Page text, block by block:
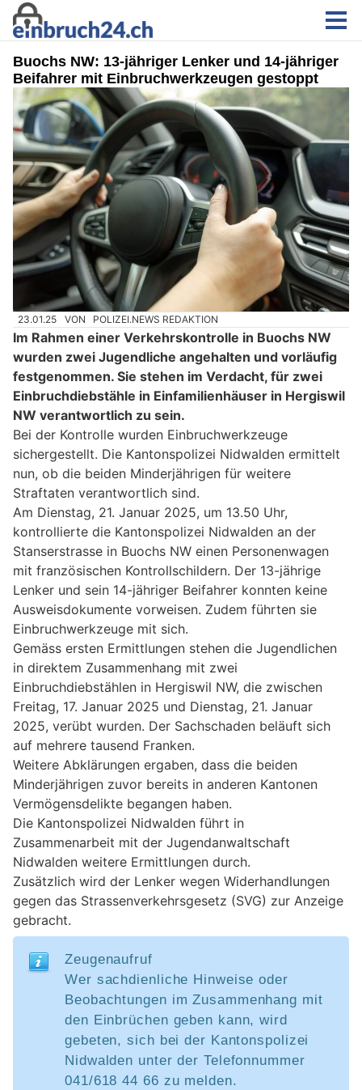
Buochs NW: 13-jähriger Lenker und 14-jähriger
Beifahrer mit Einbruchwerkzeugen gestoppt
23.01.25 VON POLIZEI.NEWS REDAKTION
Im Rahmen einer Verkehrskontrolle in Buochs NW
wurden zwei Jugendliche angehalten und vorläufig
festgenommen. Sie stehen im Verdacht, für zwei
Einbruchdiebstähle in Einfamilienhäuser in Hergiswil
NW verantwortlich zu sein.
Bei der Kontrolle wurden Einbruchwerkzeuge
sichergestellt. Die Kantonspolizei Nidwalden ermittelt
nun, ob die beiden Minderjährigen für weitere
Straftaten verantwortlich sind.
Am Dienstag, 21. Januar 2025, um 13.50 Uhr,
kontrollierte die Kantonspolizei Nidwalden an der
Stanserstrasse in Buochs NW einen Personenwagen
mit französischen Kontrollschildern. Der 13-jährige
Lenker und sein 14-jähriger Beifahrer konnten keine
Ausweisdokumente vorweisen. Zudem führten sie
Einbruchwerkzeuge mit sich.
Gemäss ersten Ermittlungen stehen die Jugendlichen
in direktem Zusammenhang mit zwei
Einbruchdiebstählen in Hergiswil NW, die zwischen
Freitag, 17. Januar 2025 und Dienstag, 21. Januar
2025, verübt wurden. Der Sachschaden beläuft sich
auf mehrere tausend Franken.
Weitere Abklärungen ergaben, dass die beiden
Minderjährigen zuvor bereits in anderen Kantonen
Vermögensdelikte begangen haben.
Die Kantonspolizei Nidwalden führt in
Zusammenarbeit mit der Jugendanwaltschaft
Nidwalden weitere Ermittlungen durch.
Zusätzlich wird der Lenker wegen Widerhandlungen
gegen das Strassenverkehrsgesetz (SVG) zur Anzeige
gebracht.
Zeugenaufruf
Wer sachdienliche Hinweise oder
Beobachtungen im Zusammenhang mit
den Einbrüchen geben kann, wird
gebeten, sich bei der Kantonspolizei
Nidwalden unter der Telefonnummer
041/618 44 66 zu melden.